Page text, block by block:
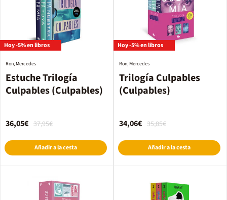
Hoy -5% en libros
Estuche Trilogía
Culpables (Culpables)
Ron, Mercedes
37,95€
36,05€
Añadir a la cesta
Hoy -5% en libros
Trilogía Culpables
(Culpables)
Ron, Mercedes
35,85€
34,06€
Añadir a la cesta